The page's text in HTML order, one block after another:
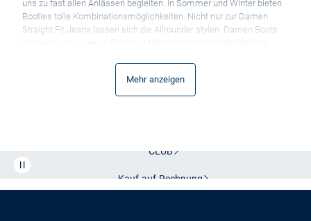
uns zu fast allen Anlässen begleiten. In Sommer und Winter bieten
Booties tolle Kombinationsmöglichkeiten. Nicht nur zur Damen
Straight Fit Jeans lassen sich die Allrounder stylen. Damen Boots
Boots genauso feminin wie Pumps oder High Heels.
Booties zu kaufen bei VAN GRAAF, bedeutet eine Riesenauswahl an
Diese Damen Boots sind jetzt Trend
Mit einem klassischen Damenschuh machen Sie nie etwas falsch.
Besonders schwarze Booties fallen unter die Kategorie der zeitlosen
Mehr anzeigen
CLUB
Kauf auf Rechnung